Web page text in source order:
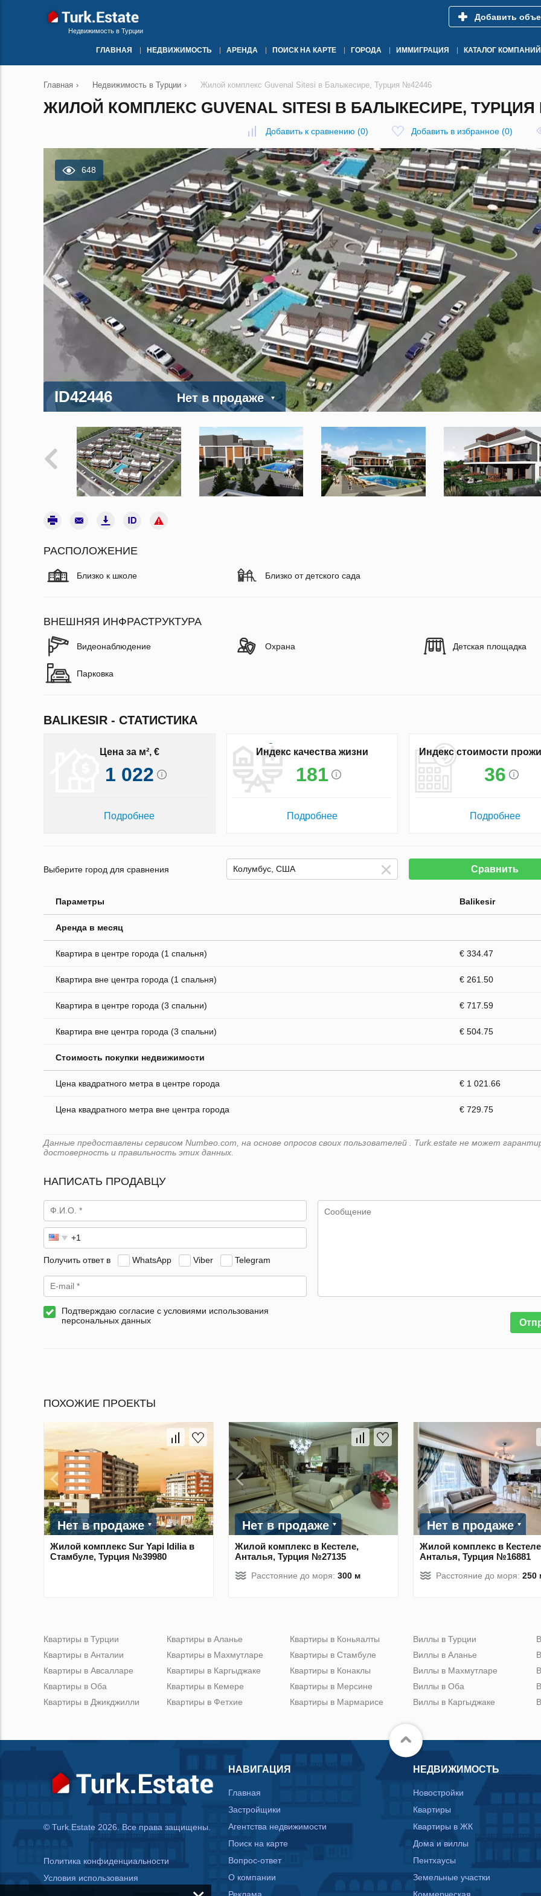
Недвижимость в Турции
Добавить
ГЛАВНАЯ НЕДВИЖИМОСТЬ АРЕНДА ПОИСК НА КАРТЕ ГОРОДА ИММИГРАЦИЯ КАТАЛОГ КОМПАНИЙ
Главная › Недвижимость в Турции › Жилой комплекс Guvenal Sitesi в Балыкесире, Турция №42446
ЖИЛОЙ КОМПЛЕКС GUVENAL SITESI В БАЛЫКЕСИРЕ, ТУРЦИЯ
Добавить к сравнению (0) Добавить в избранное (0)
648
ID42446 Нет в продаже
РАСПОЛОЖЕНИЕ
Близко к школе Близко от детского сада
ВНЕШНЯЯ ИНФРАСТРУКТУРА
Видеонаблюдение Охрана Детская площадка
Парковка
BALIKESIR - СТАТИСТИКА
Цена за м², €
1 022
Подробнее
Индекс качества жизни
181
Подробнее
Индекс стоимости
36
Подробнее
Выберите город для сравнения Сравнить
Параметры Balikesir
Аренда в месяц
Квартира в центре города (1 спальня) € 334.47
Квартира вне центра города (1 спальня) € 261.50
Квартира в центре города (3 спальни) € 717.59
Квартира вне центра города (3 спальни) € 504.75
Стоимость покупки недвижимости
Цена квадратного метра в центре города € 1 021.66
Цена квадратного метра вне центра города € 729.75
Данные предоставлены сервисом Numbeo.com, на основе опросов своих пользователей . Turk.estate не может
достоверность и правильность этих данных.
НАПИСАТЬ ПРОДАВЦУ
Получить ответ в WhatsApp Viber Telegram
Подтверждаю согласие с условиями использования
персональных данных
ПОХОЖИЕ ПРОЕКТЫ
Нет в продаже
Жилой комплекс Sur Yapi Idilia в
Стамбуле, Турция №39980
Нет в продаже
Жилой комплекс в Кестеле,
Анталья, Турция №27135
Расстояние до моря: 300 м
Нет в продаже
Жилой комплекс в
Анталья, Турция №16881
Расстояние до моря: 250
Квартиры в Турции
Квартиры в Анталии
Квартиры в Авсалларе
Квартиры в Оба
Квартиры в Джикджилли
Квартиры в Аланье
Квартиры в Махмутларе
Квартиры в Каргыджаке
Квартиры в Кемере
Квартиры в Фетхие
Квартиры в Коньяалты
Квартиры в Стамбуле
Квартиры в Конаклы
Квартиры в Мерсине
Квартиры в Мармарисе
Виллы в Турции
Виллы в Аланье
Виллы в Махмутларе
Виллы в Оба
Виллы в Каргыджаке
© Turk.Estate 2026. Все права защищены.
Политика конфиденциальности
Условия использования
НАВИГАЦИЯ
Главная
Застройщики
Агентства недвижимости
Поиск на карте
Вопрос-ответ
О компании
Реклама
НЕДВИЖИМОСТЬ
Новостройки
Квартиры
Квартиры в ЖК
Дома и виллы
Пентхаусы
Земельные участки
Коммерческая